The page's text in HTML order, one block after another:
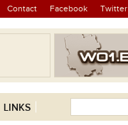
Contact Facebook Twitter
LINKS